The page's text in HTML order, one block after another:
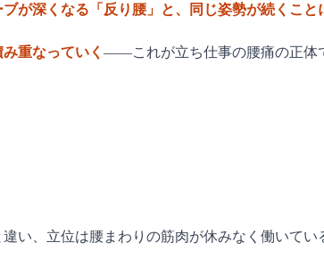
が深くなる「反り腰」と、同じ姿勢が続くこ
重なっていく ——これが立ち仕事の腰痛の正体
い、立位は腰まわりの筋肉が休みなく働いてい